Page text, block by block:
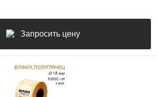
Запросить цену